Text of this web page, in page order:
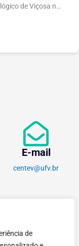
de
de Viçosa no
E-mail
centev@ufv.br